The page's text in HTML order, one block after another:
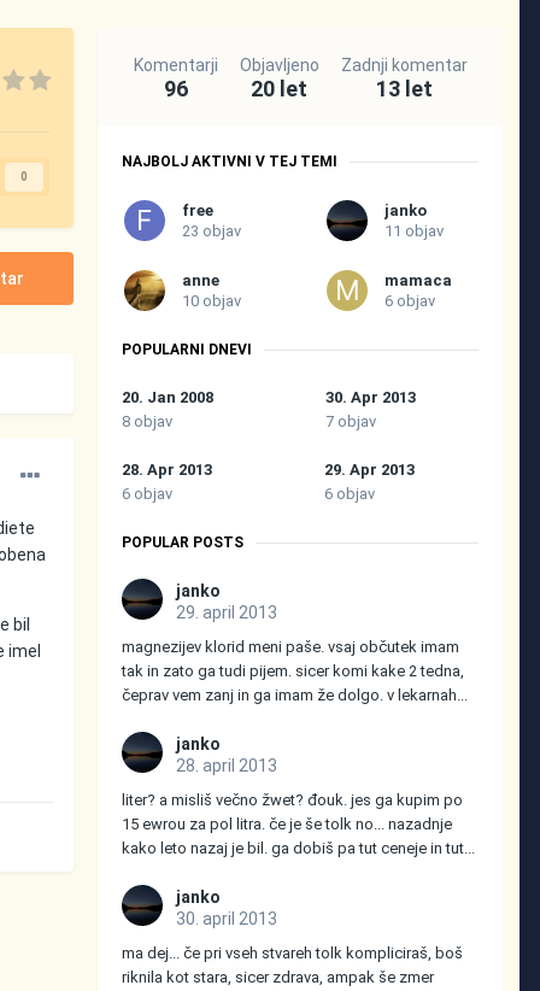
0
bil
imel
Komentarji
96
Objavljeno
20 let
Zadnji komentar
13 let
NAJBOLJ AKTIVNI V TEJ TEMI
free
23 objav
janko
11 objav
anne
10 objav
mamaca
6 objav
POPULARNI DNEVI
20. Jan 2008
8 objav
30. Apr 2013
7 objav
28. Apr 2013
6 objav
29. Apr 2013
6 objav
POPULAR POSTS
janko
29. april 2013
magnezijev klorid meni paše. vsaj občutek imam
tak in zato ga tudi pijem. sicer komi kake 2 tedna,
čeprav vem zanj in ga imam že dolgo. v lekarnah...
janko
28. april 2013
liter? a misliš večno žwet? đouk. jes ga kupim po
15 ewrou za pol litra. če je še tolk no... nazadnje
kako leto nazaj je bil. ga dobiš pa tut ceneje in tut...
janko
30. april 2013
ma dej... če pri vseh stvareh tolk kompliciraš, boš
riknila kot stara, sicer zdrava, ampak še zmer